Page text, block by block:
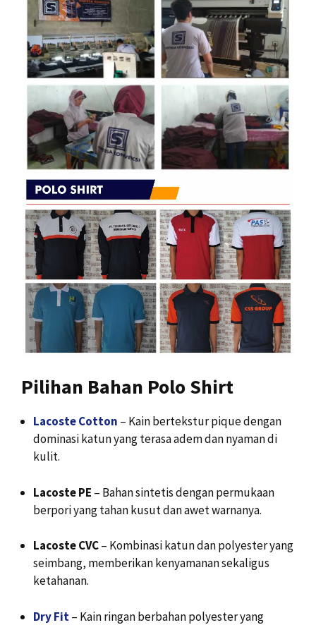
Pilihan Bahan Polo Shirt
Lacoste Cotton – Kain bertekstur pique dengan
dominasi katun yang terasa adem dan nyaman di
kulit.
Lacoste PE – Bahan sintetis dengan permukaan
berpori yang tahan kusut dan awet warnanya.
Lacoste CVC– Kombinasi katun dan polyester yang
seimbang, memberikan kenyamanan sekaligus
ketahanan.
Dry Fit– Kain ringan berbahan polyester yang